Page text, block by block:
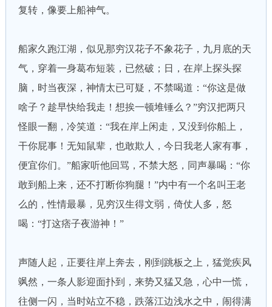
复转，像要上船神气。
船家久跑江湖，似见那穷汉花子不象花子，九月底的天
气，穿着一身葛布短装，已然破；日，在岸上探头探
脑，时当夜深，神情太已可疑，不禁喝道：“你这是做
啥子？趁早快给我走！想挨一顿堆锤么？”穷汉把两只
怪眼一翻，冷笑道：“我在岸上闲走，又没到你船上，
干你屁事！无知鼠辈，也敢欺人，今日我老人家有事，
便宜你们。”船家听他回骂，不禁大怒，同声暴喝：“你
敢到船上来，还不打断你狗腿！”内中有一个名叫王老
么的，性情最暴，见穷汉生得文弱，倚仗人多，怒
喝：“打这痞子夜游神！”
声随人起，正要往岸上奔去，刚到跳板之上，猛觉疾风
飒然，一条人影迎面扑到，来势又猛又急，心中一慌，
往侧一闪，当时站立不稳，跌落江边浅水之中，闹得满